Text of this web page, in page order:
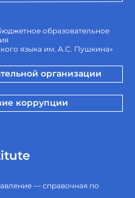
образовательное
языка им. А.С. Пушкина»
организации
коррупции
— справочная по